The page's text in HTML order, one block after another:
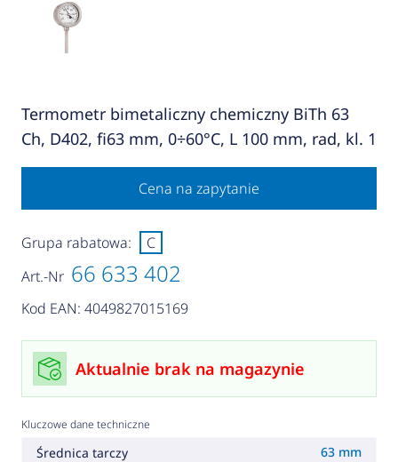
Termometr bimetaliczny chemiczny BiTh 63
Ch, D402, fi63 mm, 0÷60°C, L 100 mm, rad, kl. 1
Cena na zapytanie
Art.-Nr 66 633 402
Kod EAN: 4049827015169
Grupa rabatowa: C
Aktualnie brak na magazynie
Kluczowe dane techniczne
Średnica tarczy 63 mm